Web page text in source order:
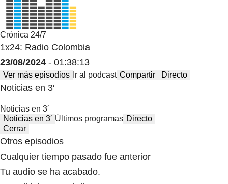
Crónica 24/7
1x24: Radio Colombia
23/08/2024 - 01:38:13
Ver más episodios Ir al podcast Compartir Directo
Noticias en 3′
Noticias en 3′
Noticias en 3′ Últimos programas Directo
Cerrar
Otros episodios
Cualquier tiempo pasado fue anterior
Tu audio se ha acabado.